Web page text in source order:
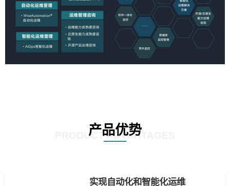
产品优势
PRODUCT ADVANTAGES
实现自动化和智能化运维